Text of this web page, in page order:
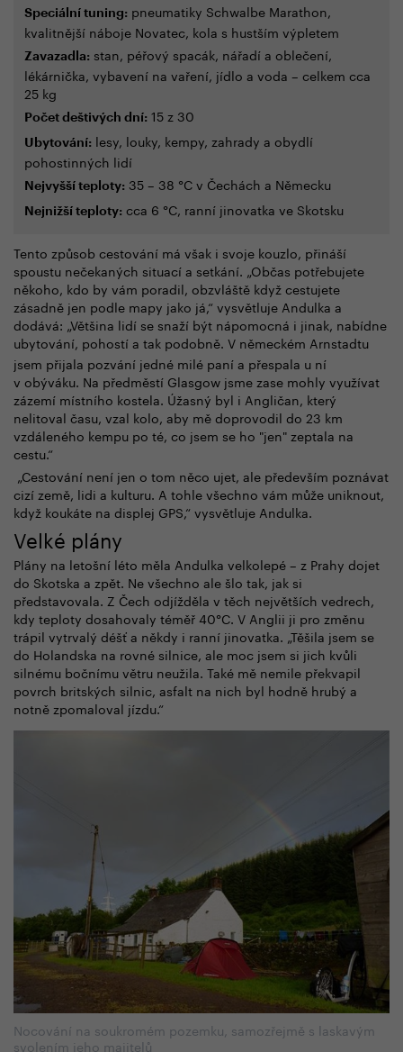
Speciální tuning: pneumatiky Schwalbe Marathon,
kvalitnější náboje Novatec, kola s hustším výpletem
Zavazadla: stan, péřový spacák, nářadí a oblečení,
lékárnička, vybavení na vaření, jídlo a voda – celkem cca
25 kg
Počet deštivých dní: 15 z 30
Ubytování: lesy, louky, kempy, zahrady a obydlí
pohostinných lidí
Nejvyšší teploty: 35 – 38 °C v Čechách a Německu
Nejnižší teploty: cca 6 °C, ranní jinovatka ve Skotsku
Tento způsob cestování má však i svoje kouzlo, přináší
spoustu nečekaných situací a setkání. „Občas potřebujete
někoho, kdo by vám poradil, obzvláště když cestujete
zásadně jen podle mapy jako já,“ vysvětluje Andulka a
dodává: „Většina lidí se snaží být nápomocná i jinak, nabídne
ubytování, pohostí a tak podobně. V německém Arnstadtu
jsem přijala pozvání jedné milé paní a přespala u ní
v obýváku. Na předměstí Glasgow jsme zase mohly využívat
zázemí místního kostela. Úžasný byl i Angličan, který
nelitoval času, vzal kolo, aby mě doprovodil do 23 km
vzdáleného kempu po té, co jsem se ho "jen" zeptala na
cestu.“
„Cestování není jen o tom něco ujet, ale především poznávat
cizí země, lidi a kulturu. A tohle všechno vám může uniknout,
když koukáte na displej GPS,“ vysvětluje Andulka.
Velké plány
Plány na letošní léto měla Andulka velkolepé – z Prahy dojet
do Skotska a zpět. Ne všechno ale šlo tak, jak si
představovala. Z Čech odjížděla v těch největších vedrech,
kdy teploty dosahovaly téměř 40°C. V Anglii ji pro změnu
trápil vytrvalý déšť a někdy i ranní jinovatka. „Těšila jsem se
do Holandska na rovné silnice, ale moc jsem si jich kvůli
silnému bočnímu větru neužila. Také mě nemile překvapil
povrch britských silnic, asfalt na nich byl hodně hrubý a
notně zpomaloval jízdu.“
Nocování na soukromém pozemku, samozřejmě s laskavým
svolením jeho majitelů